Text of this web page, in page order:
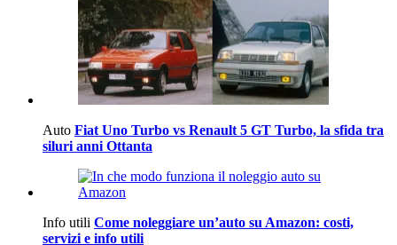
Auto Fiat Uno Turbo vs Renault 5 GT Turbo, la sfida tra
siluri anni Ottanta
Info utili Come noleggiare un’auto su Amazon: costi,
servizi e info utili